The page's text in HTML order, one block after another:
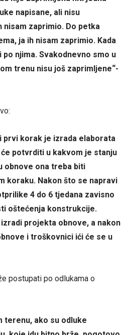
napisane, ali nisu
nisam zaprimio. Do petka
ja ih nisam zaprimio. Kada
njima. Svakodnevno smo u
trenu nisu još zaprimljene“-
prvi korak je izrada elaborata
potvrditi u kakvom je stanju
obnove ona treba biti
koraku. Nakon što se napravi
4 do 6 tjedana zavisno
oštećenja konstrukcije.
projekta obnove, a nakon
i troškovnici ići će se u
postupati po odlukama o
terenu, ako su odluke